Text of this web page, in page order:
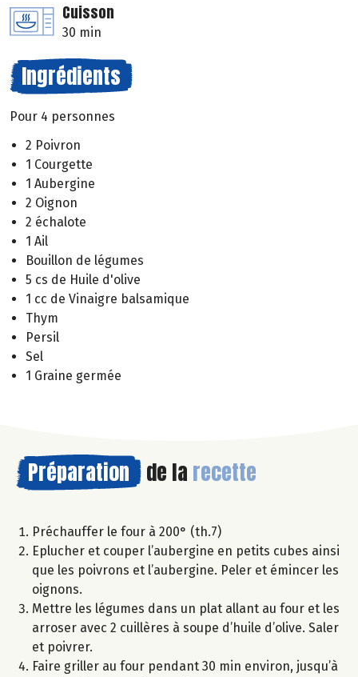
Cuisson
30 min
Ingrédients
Pour 4 personnes
2 Poivron
1 Courgette
1 Aubergine
2 Oignon
2 échalote
1 Ail
Bouillon de légumes
5 cs de Huile d'olive
1 cc de Vinaigre balsamique
Thym
Persil
Sel
1 Graine germée
Préparation de la recette
Préchauffer le four à 200° (th.7)
Eplucher et couper l’aubergine en petits cubes ainsi
que les poivrons et l’aubergine. Peler et émincer les
oignons.
Mettre les légumes dans un plat allant au four et les
arroser avec 2 cuillères à soupe d’huile d’olive. Saler
et poivrer.
Faire griller au four pendant 30 min environ, jusqu’à